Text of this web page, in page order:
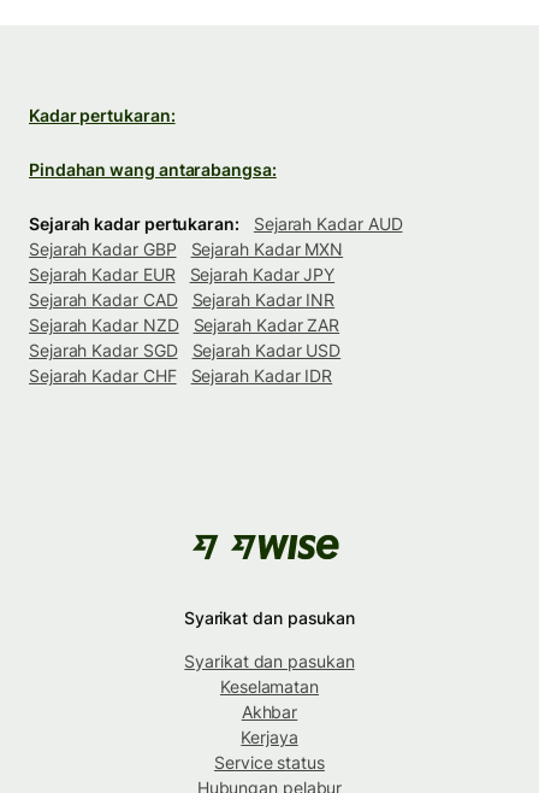
Kadar pertukaran:
Pindahan wang antarabangsa:
Sejarah kadar pertukaran:
Sejarah Kadar AUD
Sejarah Kadar GBP
Sejarah Kadar MXN
Sejarah Kadar EUR
Sejarah Kadar JPY
Sejarah Kadar CAD
Sejarah Kadar INR
Sejarah Kadar NZD
Sejarah Kadar ZAR
Sejarah Kadar SGD
Sejarah Kadar USD
Sejarah Kadar CHF
Sejarah Kadar IDR
Syarikat dan pasukan
Syarikat dan pasukan
Keselamatan
Akhbar
Kerjaya
Service status
Hubungan pelabur